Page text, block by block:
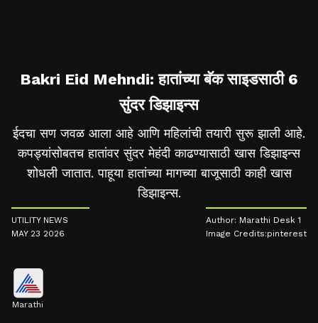
Bakri Eid Mehndi: हातांच्या बॅक साइडसाठी 6
सुंदर डिझाइन्स
ईदचा सण जवळ आला आहे आणि महिलांची तयारी सुरू झाली आहे.
कपड्यांसोबतच हातांवर सुंदर मेहंदी काढण्यासाठी खास डिझाइन्स
शोधली जातात. पाहूया हातांच्या मागच्या बाजूसाठी काही खास
डिझाइन्स.
UTILITY NEWS
MAY 23 2026
Author: Marathi Desk 1
Image Credits:pinterest
Marathi